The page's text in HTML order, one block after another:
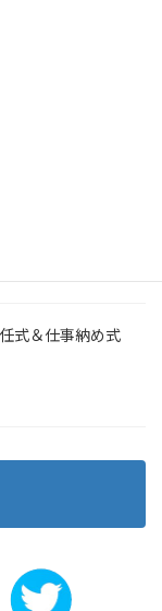
式＆仕事納め式